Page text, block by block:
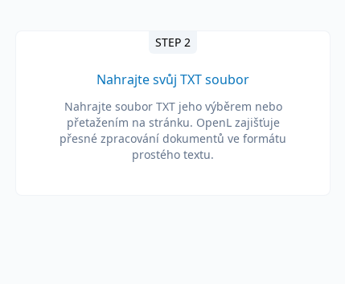
STEP 2
Nahrajte svůj TXT soubor
Nahrajte soubor TXT jeho výběrem nebo
přetažením na stránku. OpenL zajišťuje
přesné zpracování dokumentů ve formátu
prostého textu.